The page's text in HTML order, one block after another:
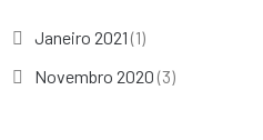
Janeiro 2021 (1)
Novembro 2020 (3)